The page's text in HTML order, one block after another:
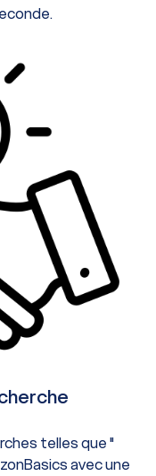
telles que "
avec une